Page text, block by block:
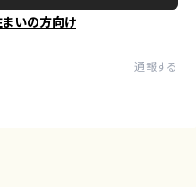
いの方向け
通報する